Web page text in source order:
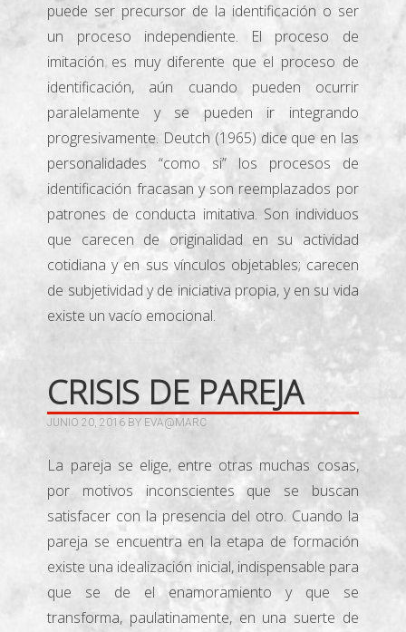
puede ser precursor de la identificación o ser
un proceso independiente. El proceso de
imitación es muy diferente que el proceso de
identificación, aún cuando pueden ocurrir
paralelamente y se pueden ir integrando
progresivamente. Deutch (1965) dice que en las
personalidades “como si” los procesos de
identificación fracasan y son reemplazados por
patrones de conducta imitativa. Son individuos
que carecen de originalidad en su actividad
cotidiana y en sus vínculos objetables; carecen
de subjetividad y de iniciativa propia, y en su vida
existe un vacío emocional.
CRISIS DE PAREJA
JUNIO 20, 2016 BY EVA@MARC
La pareja se elige, entre otras muchas cosas,
por motivos inconscientes que se buscan
satisfacer con la presencia del otro. Cuando la
pareja se encuentra en la etapa de formación
existe una idealización inicial, indispensable para
que se de el enamoramiento y que se
transforma, paulatinamente, en una suerte de